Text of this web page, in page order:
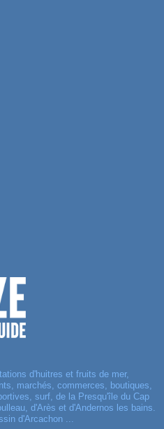
d'huitres et fruits de mer,
marchés, commerces, boutiques,
surf, de la Presqu'île du Cap
d'Arès et d'Andernos les bains.
d'Arcachon ...